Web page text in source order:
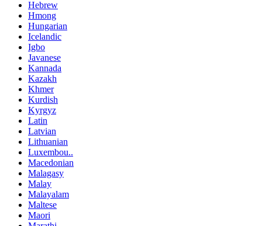
Hebrew
Hmong
Hungarian
Icelandic
Igbo
Javanese
Kannada
Kazakh
Khmer
Kurdish
Kyrgyz
Latin
Latvian
Lithuanian
Luxembou..
Macedonian
Malagasy
Malay
Malayalam
Maltese
Maori